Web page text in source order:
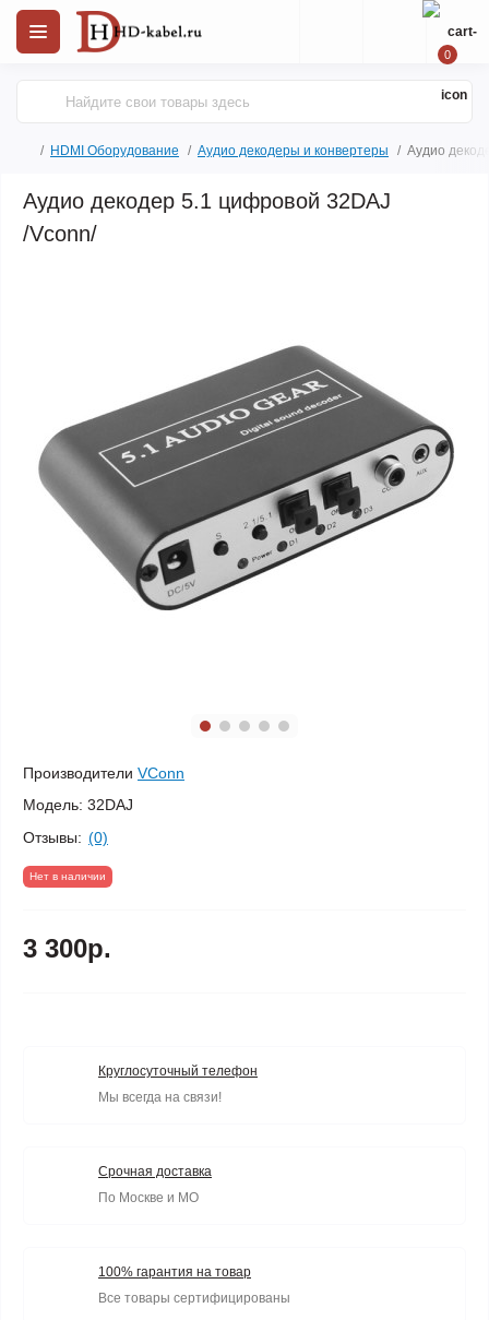
0
HDMI Оборудование Аудио декодеры и конвертеры Аудио
Аудио декодер 5.1 цифровой 32DAJ
/Vconn/
Производители VConn
Модель: 32DAJ
Отзывы: (0)
Нет в наличии
3 300р.
Круглосуточный телефон
Мы всегда на связи!
Срочная доставка
По Москве и МО
100% гарантия на товар
Все товары сертифицированы